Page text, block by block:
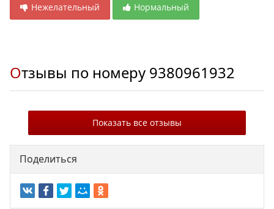
Нежелательный Нормальный
Отзывы по номеру 9380961932
Показать все отзывы
Поделиться